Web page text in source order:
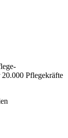
Pflegekräfte